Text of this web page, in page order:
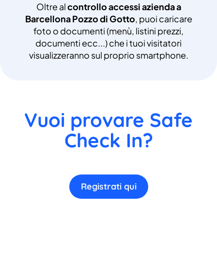
Oltre alcontrollo accessi azienda a
Barcellona Pozzo di Gotto, puoi caricare
foto o documenti (menù, listini prezzi,
documenti ecc...) che i tuoi visitatori
visualizzeranno sul proprio smartphone.
Vuoi provare Safe
Check In?
Registrati qui